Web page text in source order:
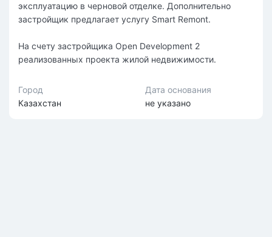
эксплуатацию в черновой отделке. Дополнительно
застройщик предлагает услугу Smart Remont.
На счету застройщика Open Development 2
реализованных проекта жилой недвижимости.
Город
Казахстан
Дата основания
не указано